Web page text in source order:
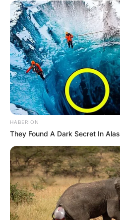
HABERION
They Found A Dark Secret In